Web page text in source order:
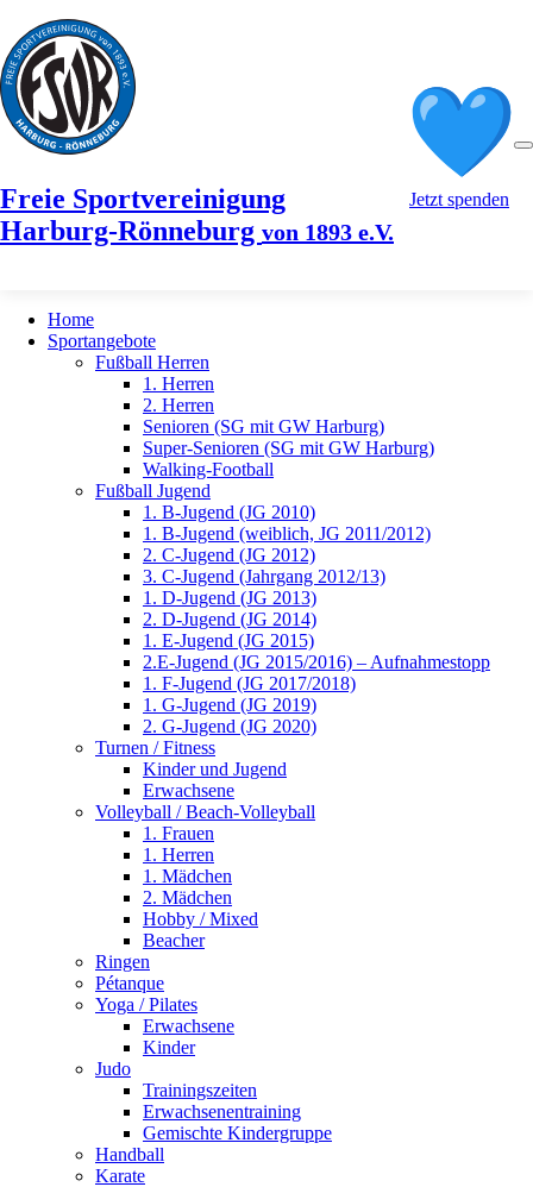
Freie Sportvereinigung
Harburg-Rönneburg von 1893 e.V.
Jetzt spenden
Home
Sportangebote
Fußball Herren
1. Herren
2. Herren
Senioren (SG mit GW Harburg)
Super-Senioren (SG mit GW Harburg)
Walking-Football
Fußball Jugend
1. B-Jugend (JG 2010)
1. B-Jugend (weiblich, JG 2011/2012)
2. C-Jugend (JG 2012)
3. C-Jugend (Jahrgang 2012/13)
1. D-Jugend (JG 2013)
2. D-Jugend (JG 2014)
1. E-Jugend (JG 2015)
2.E-Jugend (JG 2015/2016) – Aufnahmestopp
1. F-Jugend (JG 2017/2018)
1. G-Jugend (JG 2019)
2. G-Jugend (JG 2020)
Turnen / Fitness
Kinder und Jugend
Erwachsene
Volleyball / Beach-Volleyball
1. Frauen
1. Herren
1. Mädchen
2. Mädchen
Hobby / Mixed
Beacher
Ringen
Pétanque
Yoga / Pilates
Erwachsene
Kinder
Judo
Trainingszeiten
Erwachsenentraining
Gemischte Kindergruppe
Handball
Karate